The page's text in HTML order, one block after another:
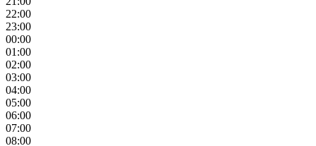
22:00
23:00
00:00
01:00
02:00
03:00
04:00
05:00
06:00
07:00
08:00